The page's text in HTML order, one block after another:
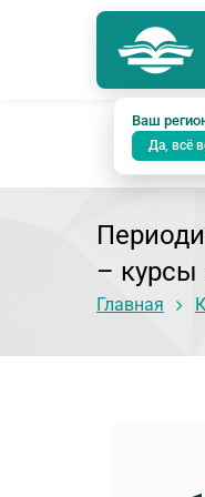
Колумбус
Ваш
Да, всё
– курсы
Главная